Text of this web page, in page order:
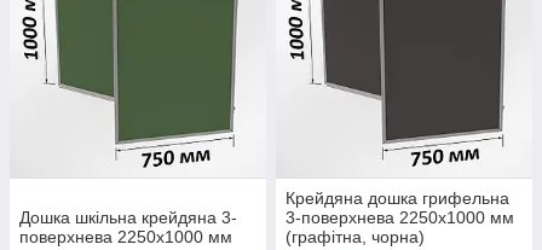
Дошка шкільна крейдяна 3-
поверхнева 2250х1000 мм
Крейдяна дошка грифельна
3-поверхнева 2250х1000 мм
(графітна, чорна)